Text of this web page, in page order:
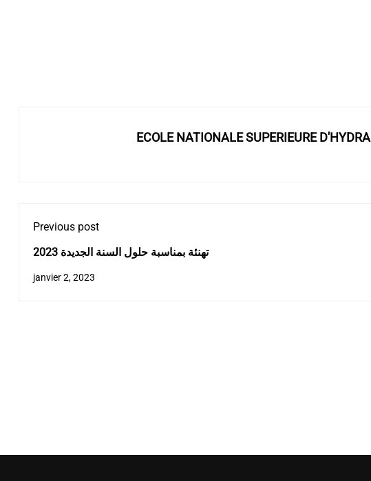
ECOLE NATIONALE SUPERIEURE
Previous post
تهنئة بمناسبة حلول السنة الجديدة 2023
janvier 2, 2023